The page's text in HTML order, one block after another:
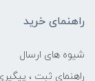
راهنمای خرید
شیوه های ارسال
راهنمای ثبت ،